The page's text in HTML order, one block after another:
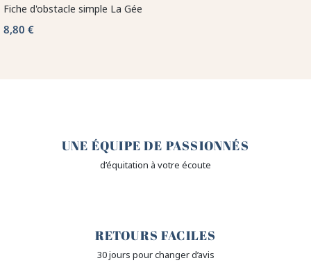
Fiche d'obstacle simple La Gée
8,80 €
UNE ÉQUIPE DE PASSIONNÉS
d’équitation à votre écoute
RETOURS FACILES
30 jours pour changer d’avis